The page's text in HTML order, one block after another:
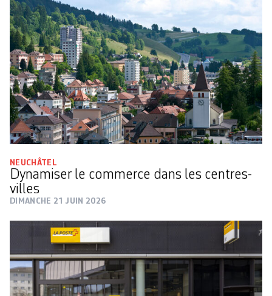
NEUCHÂTEL
Dynamiser le commerce dans les centres-
villes
DIMANCHE 21 JUIN 2026